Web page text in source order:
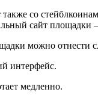
также со
сайт площадки
можно отнести
интерфейс.
медленно.